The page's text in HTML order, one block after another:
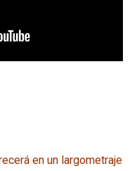
en un largometraje